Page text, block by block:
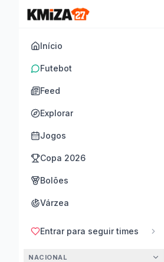
Início
Futebot
Feed
Explorar
Jogos
Copa 2026
Bolões
Várzea
Entrar para seguir times
NACIONAL